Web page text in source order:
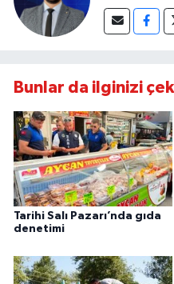
Bunlar da ilginizi
Tarihi Salı Pazarı’nda gıda
denetimi